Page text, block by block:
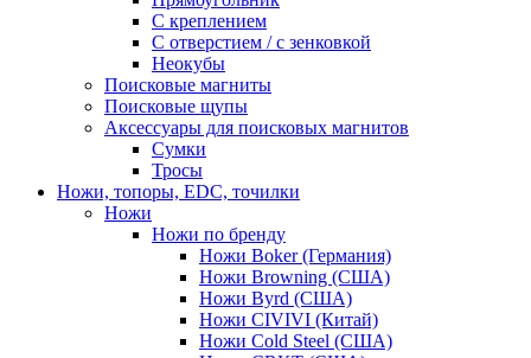
С креплением
С отверстием / с зенковкой
Неокубы
Поисковые магниты
Поисковые щупы
Аксессуары для поисковых магнитов
Сумки
Тросы
Ножи, топоры, EDC, точилки
Ножи
Ножи по бренду
Ножи Boker (Германия)
Ножи Browning (США)
Ножи Byrd (США)
Ножи CIVIVI (Китай)
Ножи Cold Steel (США)